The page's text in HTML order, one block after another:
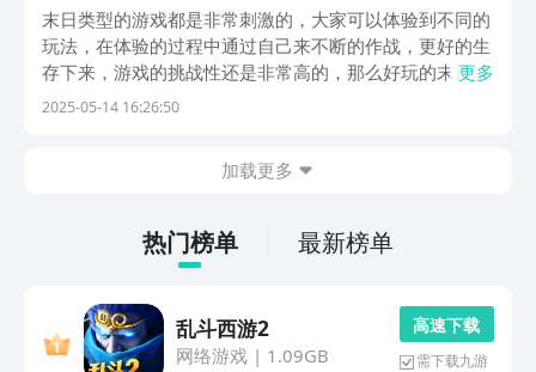
末日类型的游戏都是非常刺激的，大家可以体验到不同的
玩法，在体验的过程中通过自己来不断的作战，更好的生
存下来，游戏的挑战性还是非常高的，那么好玩的末日游
戏有哪些，相信也是不少玩家们关注的问题。最新也推出
更多
2025-05-14 16:26:50
加载更多
热门榜单 最新榜单
乱斗西游2
网络游戏| 1.09GB
高 速 下 载
需下载九游